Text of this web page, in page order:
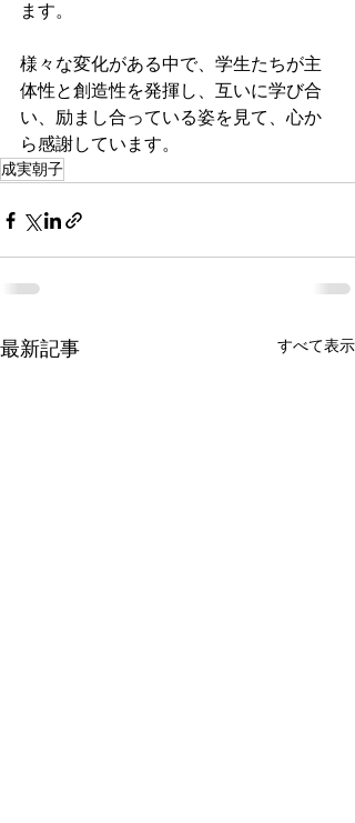
ます。
様々な変化がある中で、学生たちが主
体性と創造性を発揮し、互いに学び合
い、励まし合っている姿を見て、心か
ら感謝しています。
成実朝子
最新記事 すべて表示